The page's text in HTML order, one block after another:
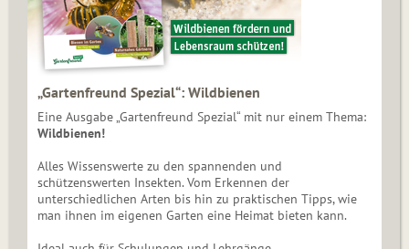
„Gartenfreund Spezial“: Wildbienen
Eine Ausgabe „Gartenfreund Spezial“ mit nur einem Thema:
Wildbienen!
Alles Wissenswerte zu den spannenden und
schützenswerten Insekten. Vom Erkennen der
unterschiedlichen Arten bis hin zu praktischen Tipps, wie
man ihnen im eigenen Garten eine Heimat bieten kann.